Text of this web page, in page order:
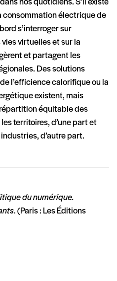
nos quotidiens. S’il existe
consommation électrique de
s’interroger sur
virtuelles et sur la
et partagent les
Des solutions
l’efficience calorifique ou la
existent, mais
équitable des
territoires, d’une part et
d’autre part.
du numérique.
. (Paris : Les Éditions